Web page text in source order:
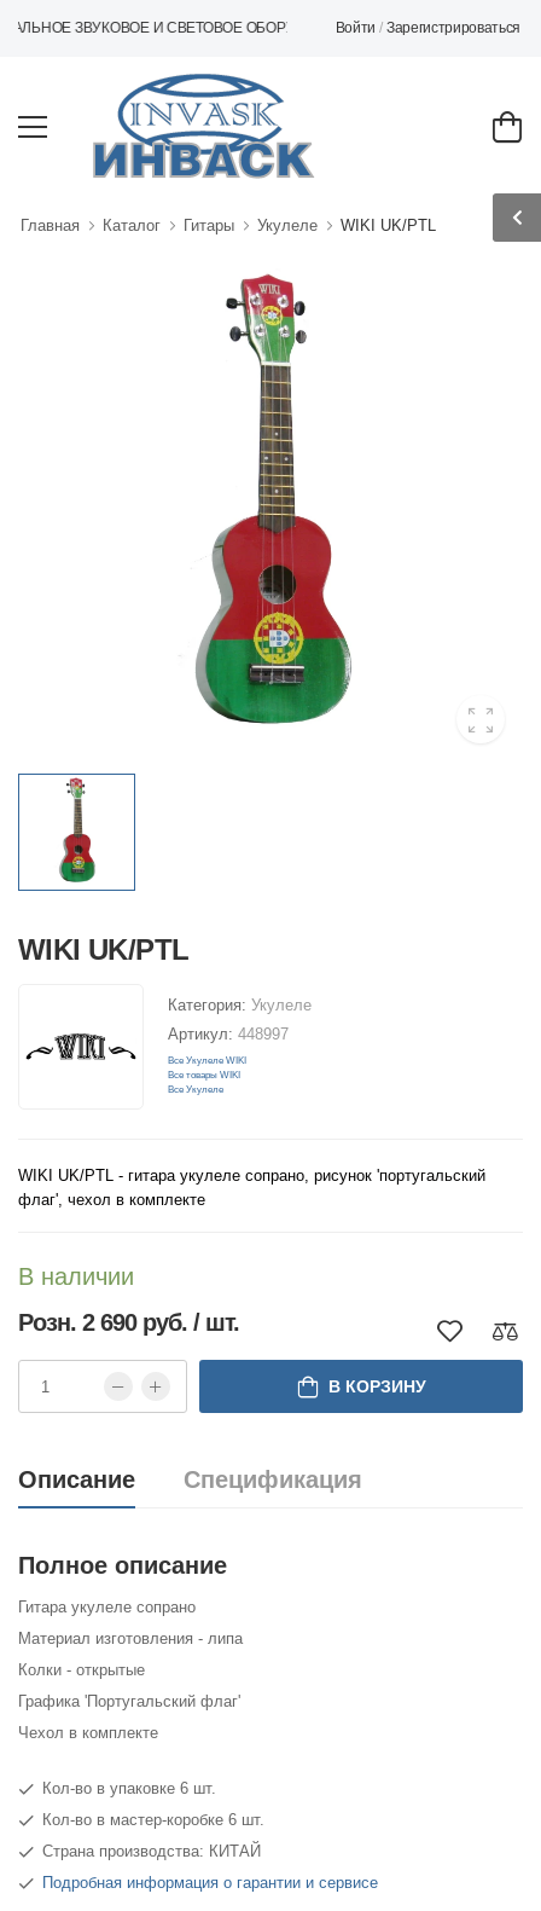
ЗВУКОВОЕ И СВЕТОВОЕ ОБОРУДОВАНИЕ Войти / Зарегистрироваться
Главная Каталог Гитары Укулеле WIKI UK/PTL
WIKI UK/PTL
Категория: Укулеле
Артикул: 448997
Все Укулеле WIKI
Все товары WIKI
Все Укулеле
WIKI UK/PTL - гитара укулеле сопрано, рисунок 'португальский
флаг', чехол в комплекте
В наличии
Розн. 2 690 руб. / шт.
В КОРЗИНУ
Описание Спецификация
Полное описание
Гитара укулеле сопрано
Материал изготовления - липа
Колки - открытые
Графика 'Португальский флаг'
Чехол в комплекте
Кол-во в упаковке 6 шт.
Кол-во в мастер-коробке 6 шт.
Страна производства: КИТАЙ
Подробная информация о гарантии и сервисе